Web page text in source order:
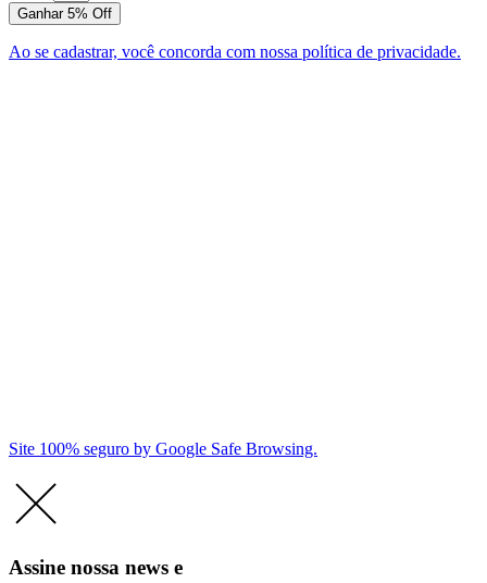
Ganhar 5% Off
Ao se cadastrar, você concorda com nossa política de privacidade.
Site 100% seguro by Google Safe Browsing.
Assine nossa news e